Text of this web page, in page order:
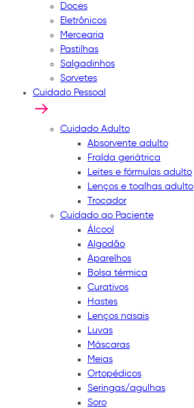
Doces
Eletrônicos
Mercearia
Pastilhas
Salgadinhos
Sorvetes
Cuidado Pessoal
Cuidado Adulto
Absorvente adulto
Fralda geriátrica
Leites e fórmulas adulto
Lenços e toalhas adulto
Trocador
Cuidado ao Paciente
Álcool
Algodão
Aparelhos
Bolsa térmica
Curativos
Hastes
Lenços nasais
Luvas
Máscaras
Meias
Ortopédicos
Seringas/agulhas
Soro